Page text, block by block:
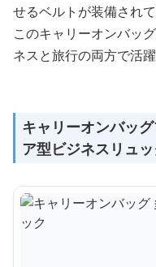
せるベルトが装備されて
このキャリーオンバッ
ネスと旅行の両方で活
キャリーオンバッ
ア型ビジネスリュッ